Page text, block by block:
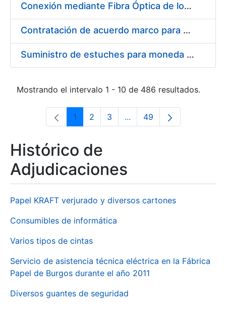
Conexión mediante Fibra Óptica de los Centros de Proceso de Datos (CPDs) de las sedes de la FNMT-RCM de Burgos y Madrid
Contratación de acuerdo marco para el Suministro de Material de Electricidad para la Fábrica Nacional de Moneda y Timbre-Real Casa de la Moneda en su centro de trabajo de Burgos
Suministro de estuches para moneda de 30 €
Mostrando el intervalo 1 - 10 de 486 resultados.
Página
1 Página
2 Página
3 ...Páginas intermedias Use
Página
49
Histórico de
Adjudicaciones
Papel KRAFT verjurado y diversos cartones
Consumibles de informática
Varios tipos de cintas
Servicio de asistencia técnica eléctrica en la Fábrica
Papel de Burgos durante el año 2011
Diversos guantes de seguridad